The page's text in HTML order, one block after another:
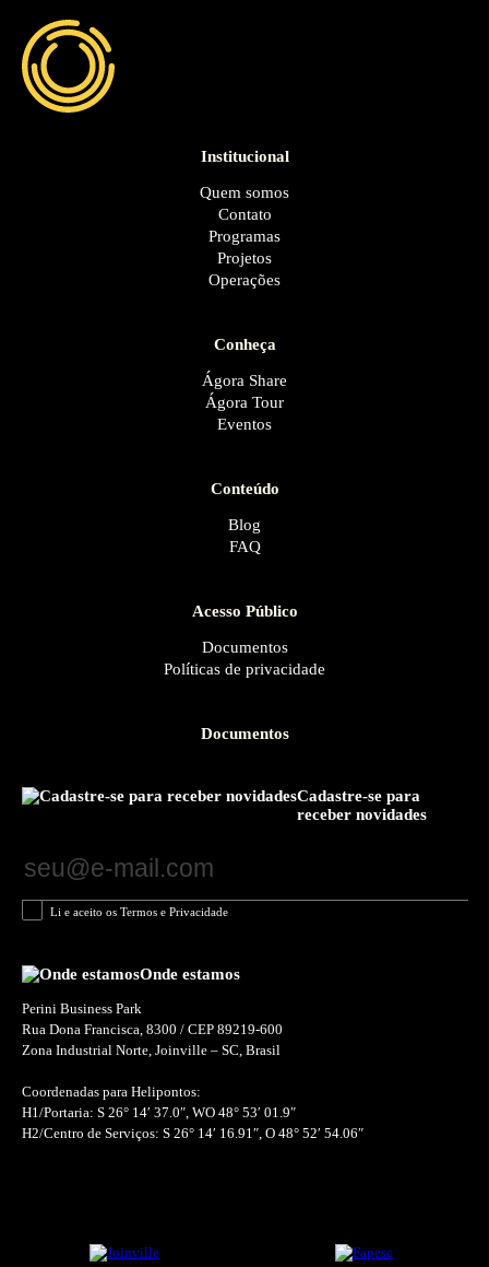
Institucional
Quem somos
Contato
Programas
Projetos
Operações
Conheça
Ágora Share
Ágora Tour
Eventos
Conteúdo
Blog
FAQ
Acesso Público
Documentos
Políticas de privacidade
Documentos
Cadastre-se para
receber novidades
Li e aceito os Termos e Privacidade
Onde estamos
Perini Business Park
Rua Dona Francisca, 8300 / CEP 89219-600
Zona Industrial Norte, Joinville – SC, Brasil
Coordenadas para Helipontos:
H1/Portaria: S 26° 14′ 37.0″, WO 48° 53′ 01.9″
H2/Centro de Serviços: S 26° 14′ 16.91″, O 48° 52′ 54.06″